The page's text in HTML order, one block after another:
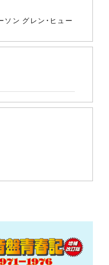
ソン グレン・ヒュー